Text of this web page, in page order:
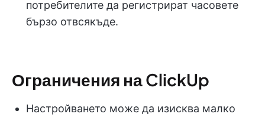
потребителите да регистрират часовете
бързо отвсякъде.
Ограничения на ClickUp
Настройването може да изисква малко